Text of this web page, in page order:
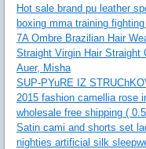
Hot sale brand pu leather
boxing mma training
7A Ombre Brazilian Hair
Straight Virgin Hair Straight
Auer, Misha
SUP-PYuRE IZ
2015 fashion camellia rose
wholesale free shipping (
Satin cami and shorts set
nighties artificial silk